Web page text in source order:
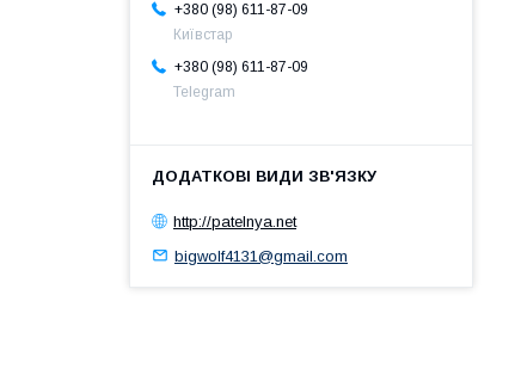
+380 (98) 611-87-09
Київстар
+380 (98) 611-87-09
Telegram
http://patelnya.net
bigwolf4131@gmail.com